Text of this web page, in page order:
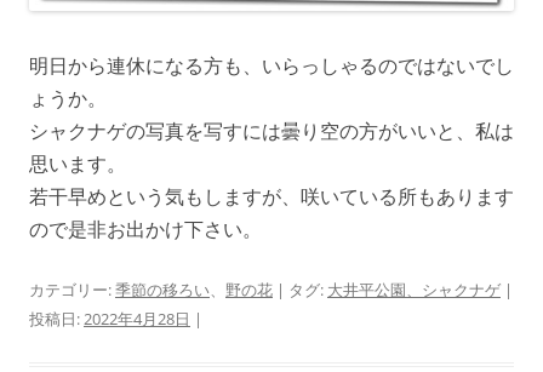
明日から連休になる方も、いらっしゃるのではないでし
ょうか。
シャクナゲの写真を写すには曇り空の方がいいと、私は
思います。
若干早めという気もしますが、咲いている所もあります
ので是非お出かけ下さい。
カテゴリー:季節の移ろい、 野の花 | タグ: 大井平公園、シャクナゲ |
投稿日:2022年4月28日 |